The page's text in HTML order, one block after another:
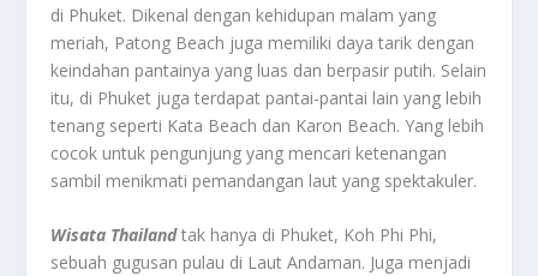
di Phuket. Dikenal dengan kehidupan malam yang
meriah, Patong Beach juga memiliki daya tarik dengan
keindahan pantainya yang luas dan berpasir putih. Selain
itu, di Phuket juga terdapat pantai-pantai lain yang lebih
tenang seperti Kata Beach dan Karon Beach. Yang lebih
cocok untuk pengunjung yang mencari ketenangan
sambil menikmati pemandangan laut yang spektakuler.
Wisata Thailandtak hanya di Phuket, Koh Phi Phi,
sebuah gugusan pulau di Laut Andaman. Juga menjadi